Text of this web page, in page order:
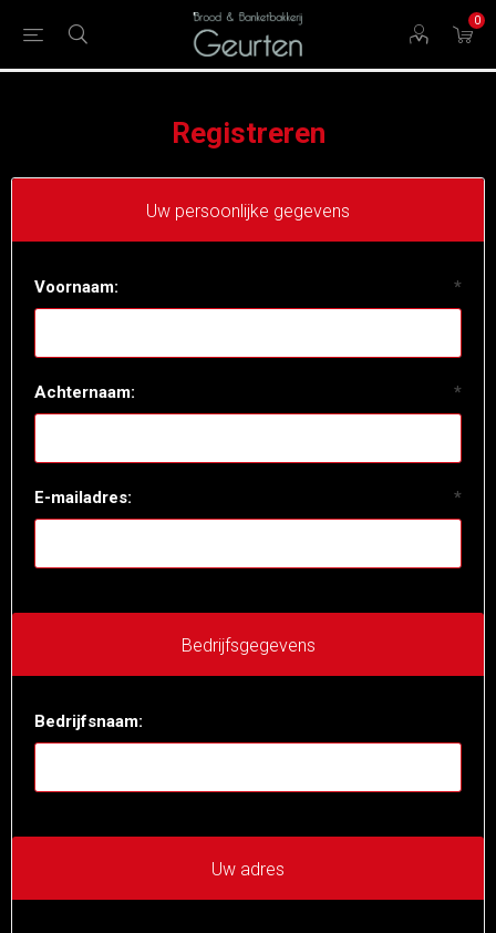
0
Registreren
Uw persoonlijke gegevens
Voornaam: *
Achternaam: *
E-mailadres: *
Bedrijfsgegevens
Bedrijfsnaam:
Uw adres